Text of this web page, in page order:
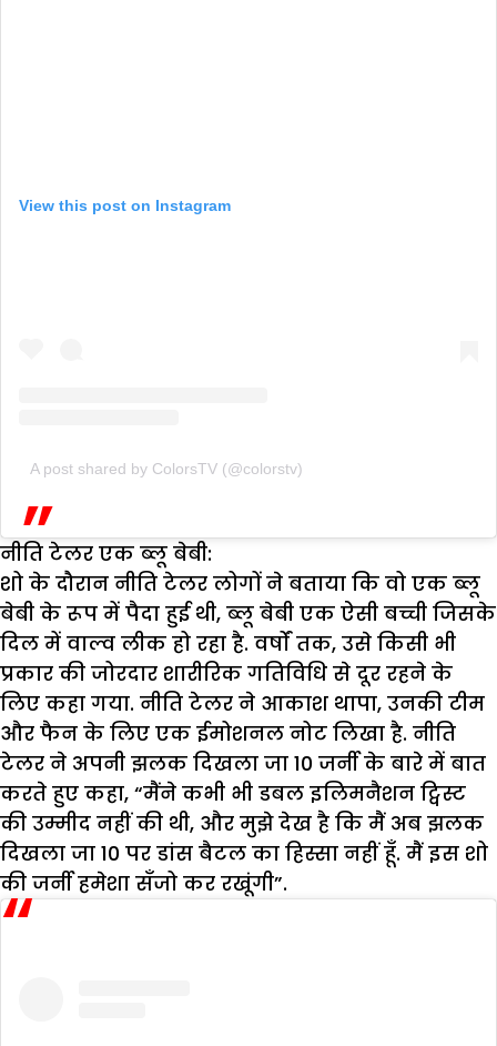
View this post on Instagram
A post shared by ColorsTV (@colorstv)
नीति टेलर एक ब्लू बेबी:
शो के दौरान नीति टेलर लोगों ने बताया कि वो एक ब्लू
बेबी के रूप में पैदा हुई थी, ब्लू बेबी एक ऐसी बच्ची जिसके
दिल में वाल्व लीक हो रहा है. वर्षों तक, उसे किसी भी
प्रकार की जोरदार शारीरिक गतिविधि से दूर रहने के
लिए कहा गया. नीति टेलर ने आकाश थापा, उनकी टीम
और फैन के लिए एक ईमोशनल नोट लिखा है. नीति
टेलर ने अपनी झलक दिखला जा 10 जर्नी के बारे में बात
करते हुए कहा, “मैंने कभी भी डबल इलिमनैशन ट्विस्ट
की उम्मीद नहीं की थी, और मुझे देख है कि मैं अब झलक
दिखला जा 10 पर डांस बैटल का हिस्सा नहीं हूँ. मैं इस शो
की जर्नी हमेशा सँजो कर रखूंगी”.